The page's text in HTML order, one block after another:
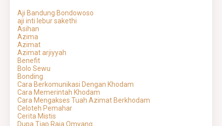
Aji Bandung Bondowoso
aji inti lebur sakethi
Asihan
Azima
Azimat
Azimat arjiyyah
Benefit
Bolo Sewu
Bonding
Cara Berkomunikasi Dengan Khodam
Cara Memerintah Khodam
Cara Mengakses Tuah Azimat Berkhodam
Celoteh Pemahar
Cerita Mistis
Dupa Tjap Raja Omyang